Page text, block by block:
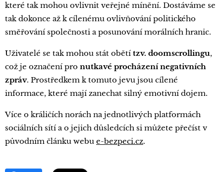
které tak mohou ovlivnit veřejné mínění. Dostáváme se
tak dokonce až k cílenému ovlivňování politického
směřování společnosti a posunování morálních hranic.
Uživatelé se tak mohou stát obětí tzv. doomscrollingu,
což je označení pro nutkavé procházení negativních
zpráv. Prostředkem k tomuto jevu jsou cílené
informace, které mají zanechat silný emotivní dojem.
Více o králičích norách na jednotlivých platformách
sociálních sítí a o jejich důsledcích si můžete přečíst v
původním článku webu e-bezpeci.cz.